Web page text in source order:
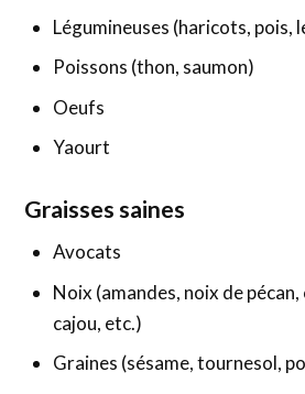
Légumineuses (haricots, pois,
Poissons (thon, saumon)
Oeufs
Yaourt
Graisses saines
Avocats
Noix (amandes, noix de
cajou, etc.)
Graines (sésame, tournesol,